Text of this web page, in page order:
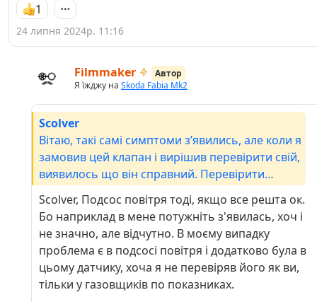
1
24 липня 2024р. 11:16
Filmmaker
Автор
Я їжджу на Skoda Fabia Mk2
Scolver
Вітаю, такі самі симптоми зʼявились, але коли я
замовив цей клапан і вирішив перевірити свій,
виявилось що він справний. Перевірити
можна так: він не повинен продуватися коли
на нього не йде живлення, а при підключенні
12в він продувається в напрямку стрілки. Тому
зробив повернення і сиджу тепер думаю що
міняти далі, бо всеодно проблема з запуском
вранці не зникла, інколи запускається не з
першого разу.
Scolver, Подсос повітря тоді, якщо все решта ок.
Бо наприклад в мене потужніть з'явилась, хоч і
не значно, але відчутно. В моєму випадку
проблема є в подсосі повітря і додатково була в
цьому датчику, хоча я не перевіряв його як ви,
тільки у газовщиків по показниках.